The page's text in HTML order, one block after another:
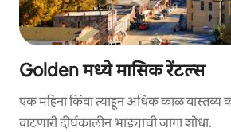
Golden मध्ये मासिक रेंटल्स
एक महिना किंवा त्याहून अधिक काळ वास्तव्य
वाटणारी दीर्घकालीन भाड्याची जागा शोधा.